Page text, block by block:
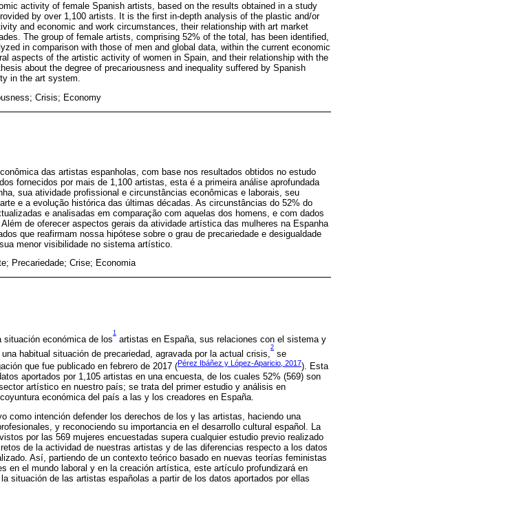
activity of female Spanish artists, based on the results obtained in a study
by over 1,100 artists. It is the first in-depth analysis of the plastic and/or
and economic and work circumstances, their relationship with art market
The group of female artists, comprising 52% of the total, has been identified,
in comparison with those of men and global data, within the current economic
aspects of the artistic activity of women in Spain, and their relationship with the
about the degree of precariousness and inequality suffered by Spanish
in the art system.
Crisis; Economy
das artistas espanholas, com base nos resultados obtidos no estudo
fornecidos por mais de 1,100 artistas, esta é a primeira análise aprofundada
sua atividade profissional e circunstâncias econômicas e laborais, seu
e a evolução histórica das últimas décadas. As circunstâncias do 52% do
e analisadas em comparação com aquelas dos homens, e com dados
de oferecer aspectos gerais da atividade artística das mulheres na Espanha
que reafirmam nossa hipótese sobre o grau de precariedade e desigualdade
menor visibilidade no sistema artístico.
Precariedade; Crise; Economia
situación económica de los
1
artistas en España, sus relaciones con el sistema y
habitual situación de precariedad, agravada por la actual crisis,
2
se
que fue publicado en febrero de 2017 (Pérez Ibáñez y López-Aparicio, 2017). Esta
aportados por 1,105 artistas en una encuesta, de los cuales 52% (569) son
artístico en nuestro país; se trata del primer estudio y análisis en
económica del país a las y los creadores en España.
como intención defender los derechos de los y las artistas, haciendo una
y reconociendo su importancia en el desarrollo cultural español. La
por las 569 mujeres encuestadas supera cualquier estudio previo realizado
de la actividad de nuestras artistas y de las diferencias respecto a los datos
Así, partiendo de un contexto teórico basado en nuevas teorías feministas
en el mundo laboral y en la creación artística, este artículo profundizará en
situación de las artistas españolas a partir de los datos aportados por ellas